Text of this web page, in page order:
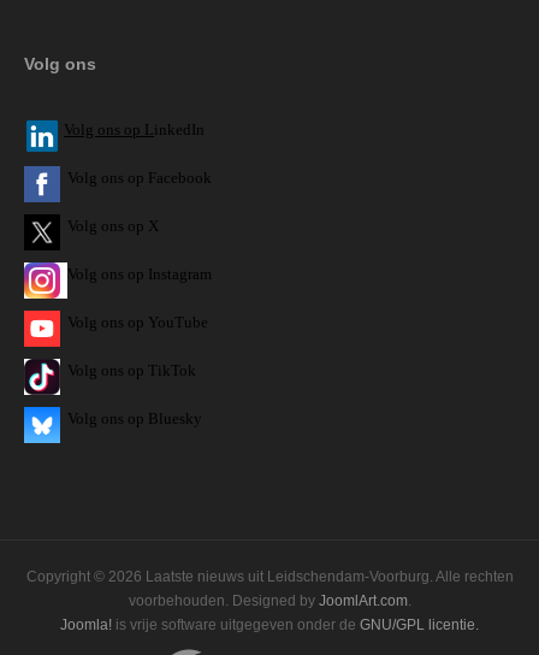
Volg ons
Volg ons op L inkedIn
Volg ons op Facebook
Volg ons op X
Volg ons op Instagram
Volg ons op YouTube
Volg ons op TikTok
Volg ons op Bluesky
Copyright © 2026 Laatste nieuws uit Leidschendam-Voorburg. Alle rechten
voorbehouden. Designed by JoomlArt.com.
Joomla! is vrije software uitgegeven onder de GNU/GPL licentie.